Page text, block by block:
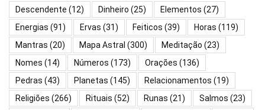
Descendente (12) Dinheiro (25) Elementos (27)
Energias (91) Ervas (31) Feiticos (39) Horas (119)
Mantras (20) Mapa Astral (300) Meditação (23)
Nomes (14) Números (173) Orações (136)
Pedras (43) Planetas (145) Relacionamentos (19)
Religiões (266) Rituais (52) Runas (21) Salmos (23)